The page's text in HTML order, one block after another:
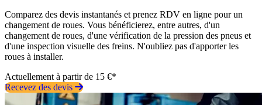
Comparez des devis instantanés et prenez RDV en ligne pour un
changement de roues. Vous bénéficierez, entre autres, d'un
changement de roues, d'une vérification de la pression des pneus et
d'une inspection visuelle des freins. N'oubliez pas d'apporter les
roues à installer.
Actuellement à partir de 15 €*
Recevez des devis